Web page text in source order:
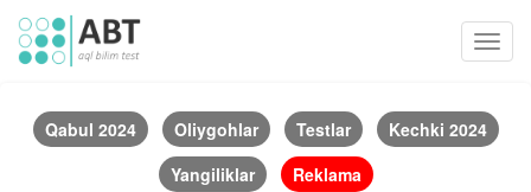
Qabul 2024 Oliygohlar Testlar
Kechki 2024
Yangiliklar
Reklama